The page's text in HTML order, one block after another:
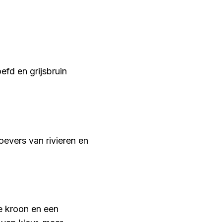
en grijsbruin
van rivieren en
kroon en een